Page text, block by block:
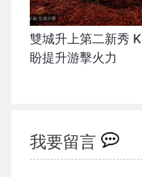
雙城升上第二新秀
盼提升游擊火力
我要留言